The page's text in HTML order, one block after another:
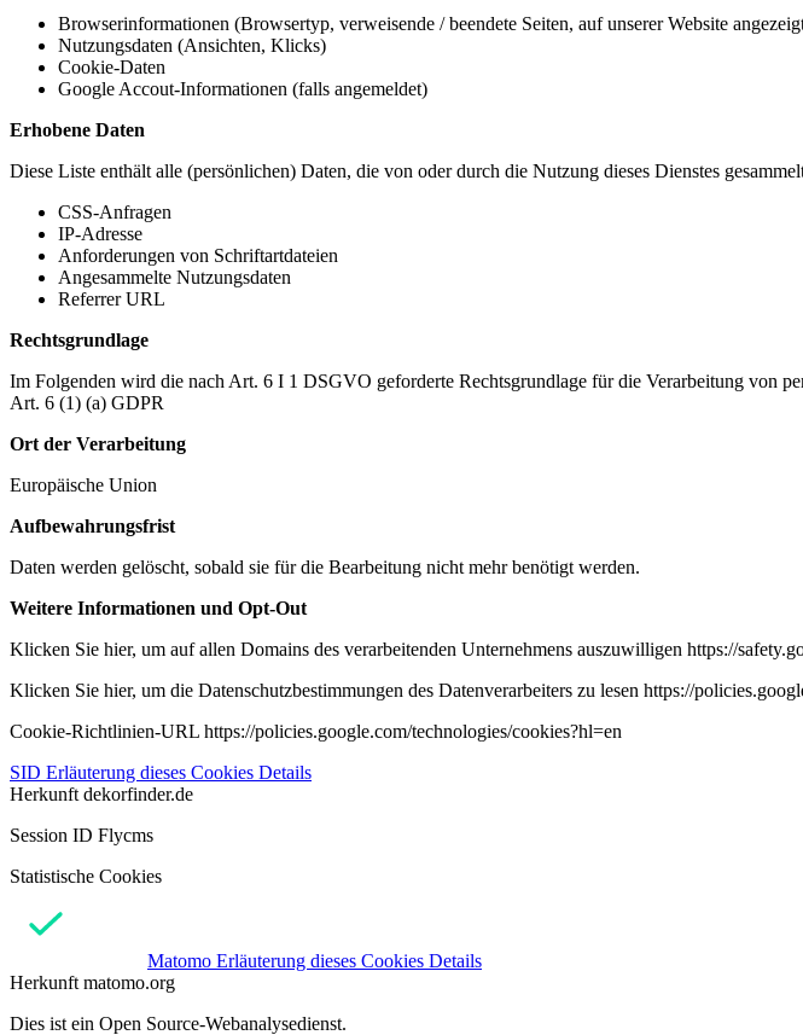
Browserinformationen (Browsertyp, verweisende / beendete Seiten, auf unserer Website
Nutzungsdaten (Ansichten, Klicks)
Cookie-Daten
Google Accout-Informationen (falls angemeldet)
Erhobene Daten
Diese Liste enthält alle (persönlichen) Daten, die von oder durch die Nutzung dieses Dienstes
CSS-Anfragen
IP-Adresse
Anforderungen von Schriftartdateien
Angesammelte Nutzungsdaten
Referrer URL
Rechtsgrundlage
Im Folgenden wird die nach Art. 6 I 1 DSGVO geforderte Rechtsgrundlage für die Verarbeitung von
Art. 6 (1) (a) GDPR
Ort der Verarbeitung
Europäische Union
Aufbewahrungsfrist
Daten werden gelöscht, sobald sie für die Bearbeitung nicht mehr benötigt werden.
Weitere Informationen und Opt-Out
Klicken Sie hier, um auf allen Domains des verarbeitenden Unternehmens auszuwilligen https://
Klicken Sie hier, um die Datenschutzbestimmungen des Datenverarbeiters zu lesen https://
Cookie-Richtlinien-URL https://policies.google.com/technologies/cookies?hl=en
SID Erläuterung dieses Cookies Details
Herkunft dekorfinder.de
Session ID Flycms
Statistische Cookies
Matomo Erläuterung dieses Cookies Details
Herkunft matomo.org
Dies ist ein Open Source-Webanalysedienst.